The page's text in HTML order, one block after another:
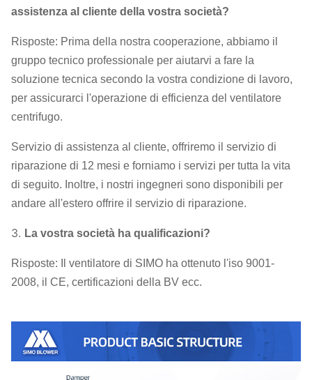
assistenza al cliente della vostra società?
Risposte: Prima della nostra cooperazione, abbiamo il
gruppo tecnico professionale per aiutarvi a fare la
soluzione tecnica secondo la vostra condizione di lavoro,
per assicurarci l'operazione di efficienza del ventilatore
centrifugo.
Servizio di assistenza al cliente, offriremo il servizio di
riparazione di 12 mesi e forniamo i servizi per tutta la vita
di seguito. Inoltre, i nostri ingegneri sono disponibili per
andare all'estero offrire il servizio di riparazione.
3. La vostra società ha qualificazioni?
Risposte: Il ventilatore di SIMO ha ottenuto l'iso 9001-
2008, il CE, certificazioni della BV ecc.